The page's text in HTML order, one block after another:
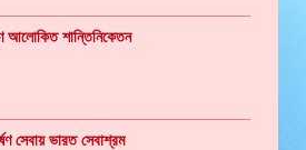
আলোকিত শান্তিনিকেতন
সেবায় ভারত সেবাশ্রম